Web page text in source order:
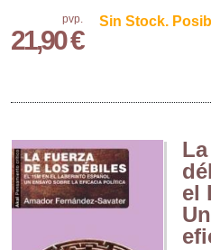
pvp.
21,90 €
Sin Stock.
el